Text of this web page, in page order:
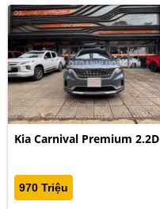
Kia Carnival Premium 2.2D
970 Triệu